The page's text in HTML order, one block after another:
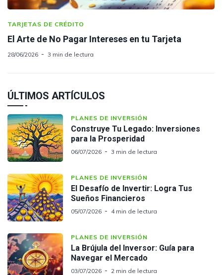
TARJETAS DE CRÉDITO
El Arte de No Pagar Intereses en tu Tarjeta
28/06/2026 3 min de lectura
ÚLTIMOS ARTÍCULOS
PLANES DE INVERSIÓN
Construye Tu Legado: Inversiones
para la Prosperidad
06/07/2026 3 min de lectura
PLANES DE INVERSIÓN
El Desafío de Invertir: Logra Tus
Sueños Financieros
05/07/2026 4 min de lectura
PLANES DE INVERSIÓN
La Brújula del Inversor: Guía para
Navegar el Mercado
03/07/2026 2 min de lectura